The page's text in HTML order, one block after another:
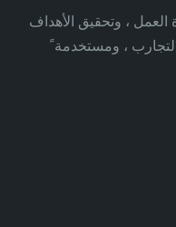
، وتحقيق الأهداف
، ومستخدمة